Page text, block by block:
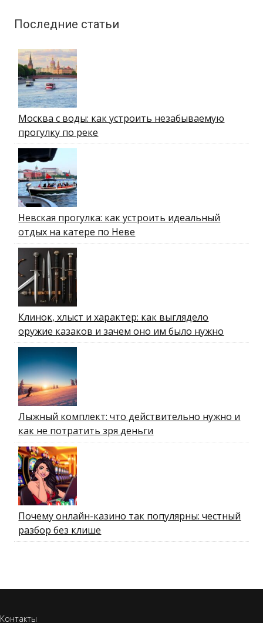
Последние статьи
Москва с воды: как устроить незабываемую
прогулку по реке
Невская прогулка: как устроить идеальный
отдых на катере по Неве
Клинок, хлыст и характер: как выглядело
оружие казаков и зачем оно им было нужно
Лыжный комплект: что действительно нужно и
как не потратить зря деньги
Почему онлайн-казино так популярны: честный
разбор без клише
Контакты